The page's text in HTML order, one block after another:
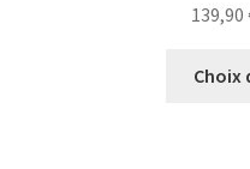
139,90
Choix